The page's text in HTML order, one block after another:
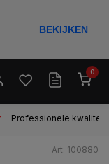
0
Professionele kwaliteit
Art: 100880
BEKIJKEN